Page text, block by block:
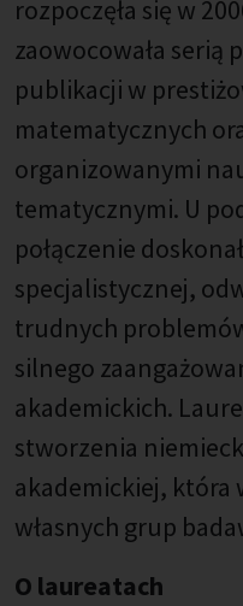
rozpoczęła się w
zaowocowała serią
publikacji w
matematycznych
organizowanymi
tematycznymi. U
połączenie
specjalistycznej,
trudnych
silnego
akademickich.
stworzenia
akademickiej, która
własnych grup
O laureatach